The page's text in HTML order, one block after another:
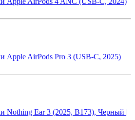
Apple AirPods Pro 3 (USB-C, 2025)
Nothing Ear 3 (2025, B173), Черный |